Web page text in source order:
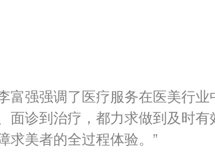
富强强调了医疗服务在医美行
面诊到治疗，都力求做到及时
求美者的全过程体验。”